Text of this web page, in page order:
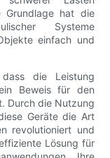
Grundlage hat die
Systeme
einfach und
die Leistung
Beweis für den
Durch die Nutzung
Geräte die Art
revolutioniert und
Lösung für